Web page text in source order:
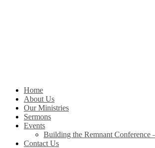
Home
About Us
Our Ministries
Sermons
Events
Building the Remnant Conference
Contact Us